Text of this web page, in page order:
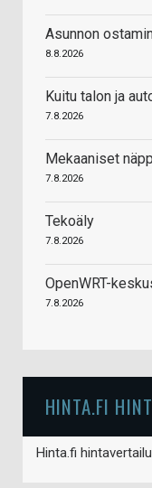
Asunnon
8.8.2026
Kuitu talon ja
7.8.2026
Mekaaniset
7.8.2026
Tekoäly
7.8.2026
OpenWRT-
7.8.2026
HINTA.FI
Hinta.fi hintavertailu